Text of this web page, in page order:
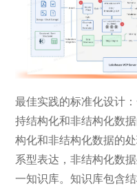
最佳实践的标准化设计
持结构化和非结构化数
构化和非结构化数据的
系型表达，非结构化数
一知识库。知识库包含